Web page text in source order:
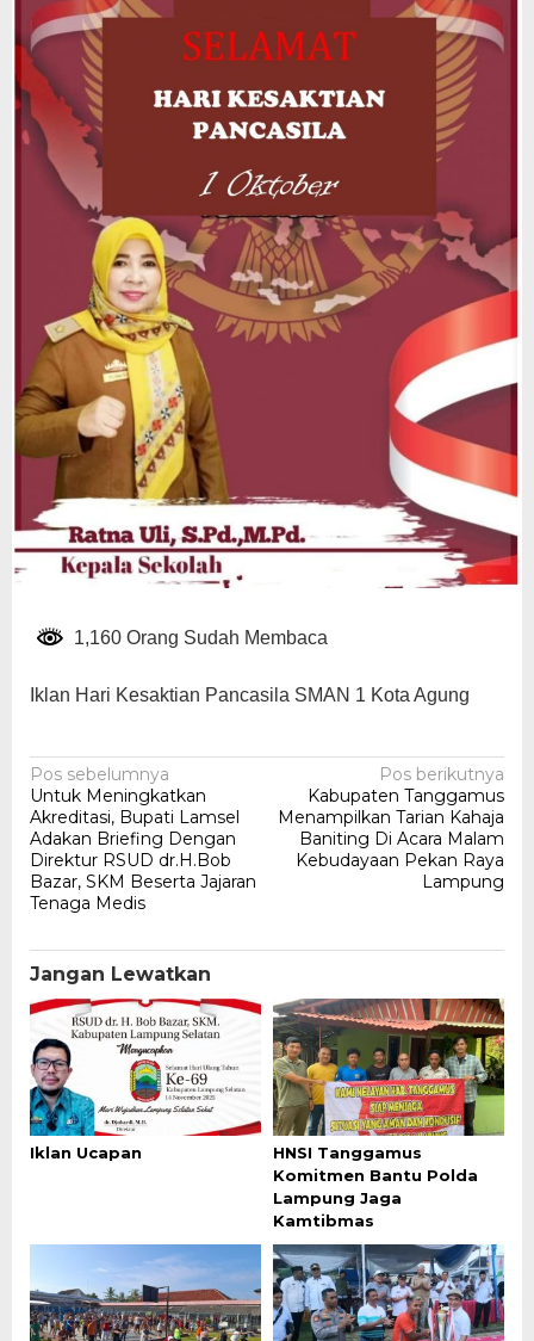
1,160 Orang Sudah Membaca
Iklan Hari Kesaktian Pancasila SMAN 1 Kota Agung
Navigasi
pos
Pos sebelumnya
Untuk Meningkatkan
Akreditasi, Bupati Lamsel
Adakan Briefing Dengan
Direktur RSUD dr.H.Bob
Bazar, SKM Beserta Jajaran
Tenaga Medis
Pos berikutnya
Kabupaten Tanggamus
Menampilkan Tarian Kahaja
Baniting Di Acara Malam
Kebudayaan Pekan Raya
Lampung
Jangan Lewatkan
Iklan Ucapan
HNSI Tanggamus
Komitmen Bantu Polda
Lampung Jaga
Kamtibmas